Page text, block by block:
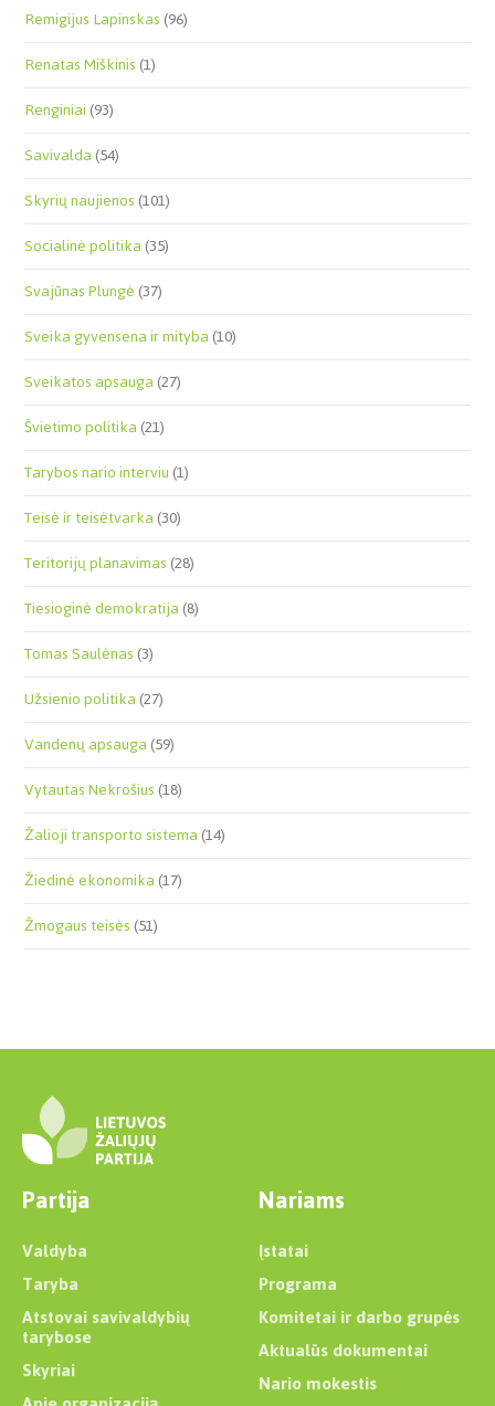
Remigijus Lapinskas(96)
Renatas Miškinis(1)
Renginiai(93)
Savivalda(54)
Skyrių naujienos(101)
Socialinė politika(35)
Svajūnas Plungė(37)
Sveika gyvensena ir mityba(10)
Sveikatos apsauga(27)
Švietimo politika(21)
Tarybos nario interviu(1)
Teisė ir teisėtvarka(30)
Teritorijų planavimas(28)
Tiesioginė demokratija(8)
Tomas Saulėnas(3)
Užsienio politika(27)
Vandenų apsauga(59)
Vytautas Nekrošius(18)
Žalioji transporto sistema(14)
Žiedinė ekonomika(17)
Žmogaus teisės(51)
Partija
Valdyba
Taryba
Atstovai savivaldybių
tarybose
Skyriai
Nariams
Įstatai
Programa
Komitetai ir darbo grupės
Aktualūs dokumentai
Nario mokestis